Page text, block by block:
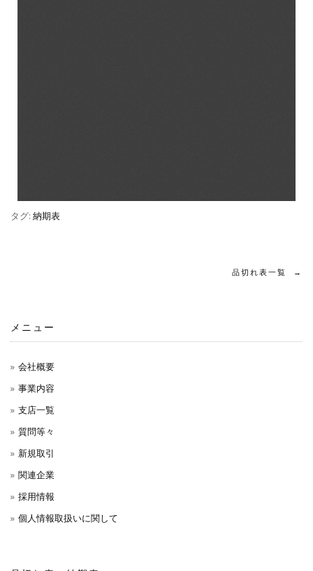
タグ: 納期表
品切れ表一覧 →
メニュー
会社概要
事業内容
支店一覧
質問等々
新規取引
関連企業
採用情報
個人情報取扱いに関して